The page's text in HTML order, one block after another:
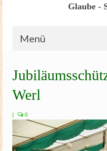
Glaube -
Menü
Kinderschützenfest
Schützenfest
Werl
| 0